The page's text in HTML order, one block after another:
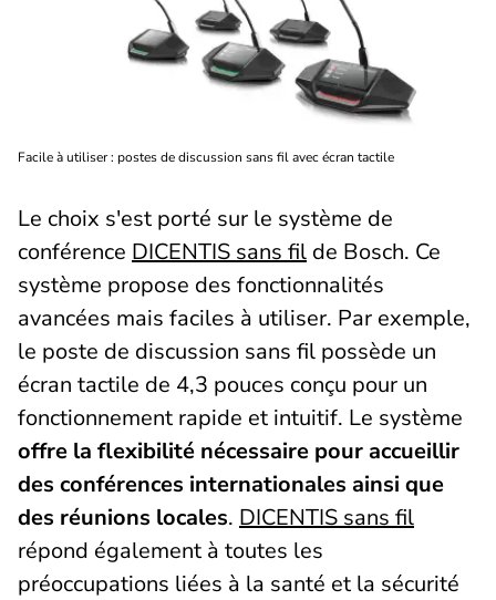
Le choix s'est porté sur le système de
conférence DICENTIS sans fil de Bosch. Ce
système propose des fonctionnalités
avancées mais faciles à utiliser. Par exemple,
le poste de discussion sans fil possède un
écran tactile de 4,3 pouces conçu pour un
fonctionnement rapide et intuitif. Le système
offre la flexibilité nécessaire pour accueillir
des conférences internationales ainsi que
des réunions locales. DICENTIS sans fil
répond également à toutes les
préoccupations liées à la santé et la sécurité
Facile à utiliser : postes de discussion sans fil avec écran tactile